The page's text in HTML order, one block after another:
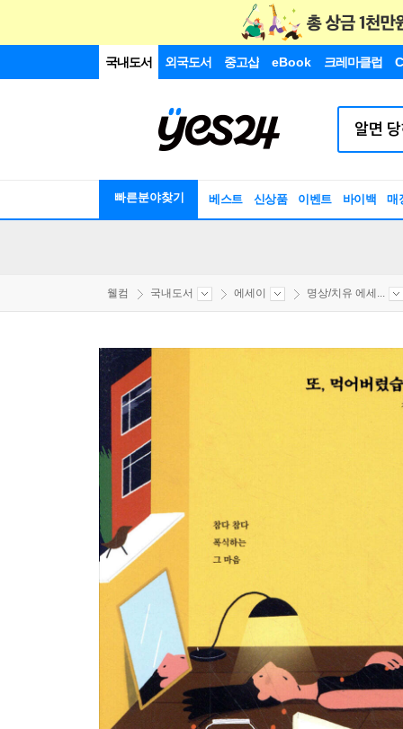
국내도서 외국도서 중고샵 eBook 크레마클럽
빠른분야찾기 베스트 신상품 이벤트 바이백 매
웰컴 국내도서 에세이 명상/치유 에세...